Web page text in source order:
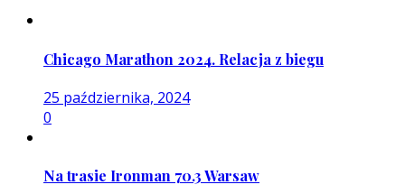
Chicago Marathon 2024. Relacja z biegu
25 października, 2024
0
Na trasie Ironman 70.3 Warsaw